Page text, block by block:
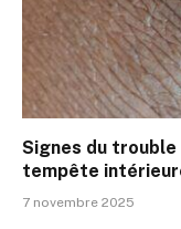
Signes du
tempête
7 novembre 2025